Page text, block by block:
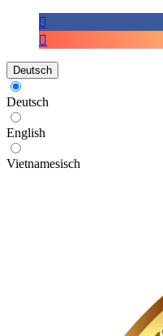
Deutsch
Deutsch
English
Vietnamesisch